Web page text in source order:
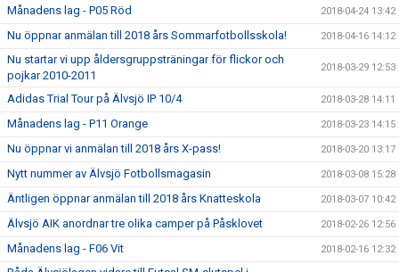
Månadens lag - P05 Röd 2018-04-24 13:42
Nu öppnar anmälan till 2018 års Sommarfotbollsskola! 2018-04-16 14:12
Nu startar vi upp åldersgruppsträningar för flickor och
pojkar 2010-2011
2018-03-29 12:53
Adidas Trial Tour på Älvsjö IP 10/4 2018-03-28 14:11
Månadens lag - P11 Orange 2018-03-23 14:15
Nu öppnar vi anmälan till 2018 års X-pass! 2018-03-20 13:17
Nytt nummer av Älvsjö Fotbollsmagasin 2018-03-08 15:28
Äntligen öppnar anmälan till 2018 års Knatteskola 2018-03-07 10:42
Älvsjö AIK anordnar tre olika camper på Påsklovet 2018-02-26 12:56
Månadens lag - F06 Vit 2018-02-16 12:32